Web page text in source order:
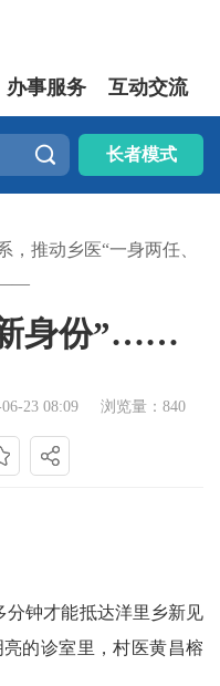
办事服务 互动交流
 长者模式
推动乡医“一身两任、
身份”……
23 08:09 浏览量：840
钟才能抵达洋里乡新见
的诊室里，村医黄昌榕